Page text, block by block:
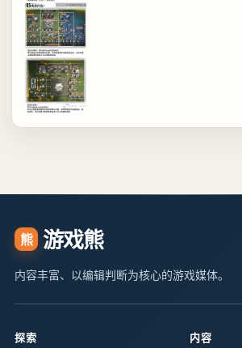
熊 游戏熊
内容丰富、以编辑判断为核心的游戏媒体。
探索 内容